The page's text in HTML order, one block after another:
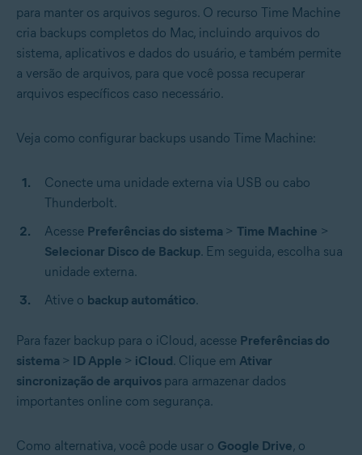
para manter os arquivos seguros. O recurso Time Machine
cria backups completos do Mac, incluindo arquivos do
sistema, aplicativos e dados do usuário, e também permite
a versão de arquivos, para que você possa recuperar
arquivos específicos caso necessário.
Veja como configurar backups usando Time Machine:
Conecte uma unidade externa via USB ou cabo
Thunderbolt.
Acesse Preferências do sistema > Time Machine >
Selecionar Disco de Backup. Em seguida, escolha sua
unidade externa.
Ative o backup automático.
Para fazer backup para o iCloud, acesse Preferências do
sistema > ID Apple > iCloud. Clique em Ativar
sincronização de arquivos para armazenar dados
importantes online com segurança.
Como alternativa, você pode usar o Google Drive, o